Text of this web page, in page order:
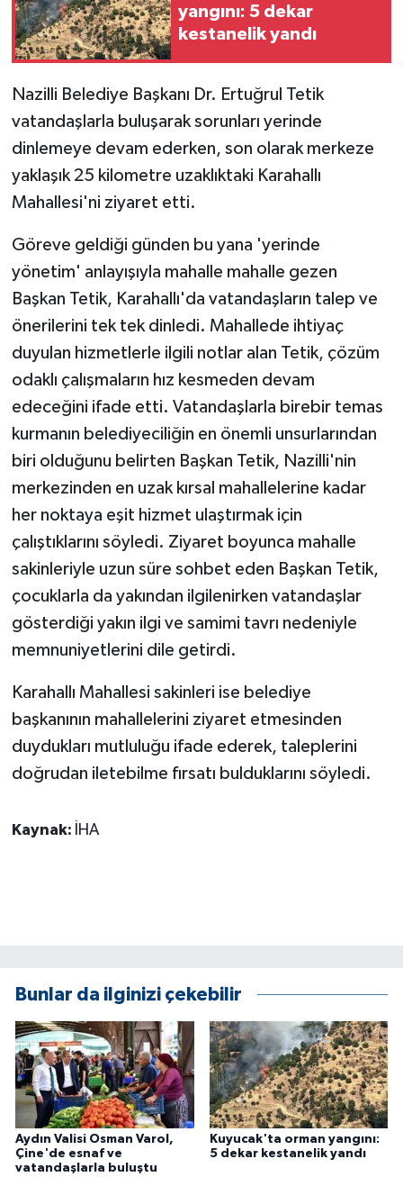
yangını: 5 dekar
kestanelik yandı
Nazilli Belediye Başkanı Dr. Ertuğrul Tetik
vatandaşlarla buluşarak sorunları yerinde
dinlemeye devam ederken, son olarak merkeze
yaklaşık 25 kilometre uzaklıktaki Karahallı
Mahallesi'ni ziyaret etti.
Göreve geldiği günden bu yana 'yerinde
yönetim' anlayışıyla mahalle mahalle gezen
Başkan Tetik, Karahallı'da vatandaşların talep ve
önerilerini tek tek dinledi. Mahallede ihtiyaç
duyulan hizmetlerle ilgili notlar alan Tetik, çözüm
odaklı çalışmaların hız kesmeden devam
edeceğini ifade etti. Vatandaşlarla birebir temas
kurmanın belediyeciliğin en önemli unsurlarından
biri olduğunu belirten Başkan Tetik, Nazilli'nin
merkezinden en uzak kırsal mahallelerine kadar
her noktaya eşit hizmet ulaştırmak için
çalıştıklarını söyledi. Ziyaret boyunca mahalle
sakinleriyle uzun süre sohbet eden Başkan Tetik,
çocuklarla da yakından ilgilenirken vatandaşlar
gösterdiği yakın ilgi ve samimi tavrı nedeniyle
memnuniyetlerini dile getirdi.
Karahallı Mahallesi sakinleri ise belediye
başkanının mahallelerini ziyaret etmesinden
duydukları mutluluğu ifade ederek, taleplerini
doğrudan iletebilme fırsatı bulduklarını söyledi.
Kaynak: İHA
Bunlar da ilginizi çekebilir
Aydın Valisi Osman Varol,
Çine'de esnaf ve
vatandaşlarla buluştu
Kuyucak'ta orman yangını:
5 dekar kestanelik yandı
GENEL
GÜNDEM
Güvenlik
HABERDE İNSAN
İNSAN
İş Dünyası
Jandarma
Kadın
KÜLTÜR SANAT
Otomobil
POLİTİKA
Sağlık
SİYASET
SPOR HABERLERİ
TEKNOLOJİ
Turizm
YAŞAM